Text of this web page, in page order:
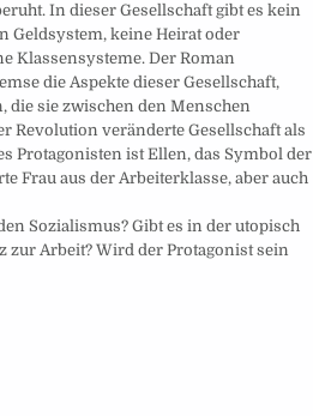
In dieser Gesellschaft gibt es kein
Geldsystem, keine Heirat oder
Klassensysteme. Der Roman
die Aspekte dieser Gesellschaft,
die sie zwischen den Menschen
Revolution veränderte Gesellschaft als
Protagonisten ist Ellen, das Symbol der
Frau aus der Arbeiterklasse, aber auch
Sozialismus? Gibt es in der utopisch
Arbeit? Wird der Protagonist sein